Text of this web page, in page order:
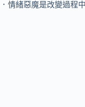
．情緒惡魔是改變過程